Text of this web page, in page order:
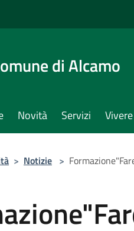
di Alcamo
Novità Servizi
> Notizie >